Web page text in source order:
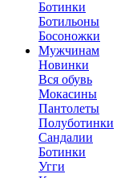
Ботинки
Ботильоны
Босоножки
Мужчинам
Новинки
Вся обувь
Мокасины
Пантолеты
Полуботинки
Сандалии
Ботинки
Угги